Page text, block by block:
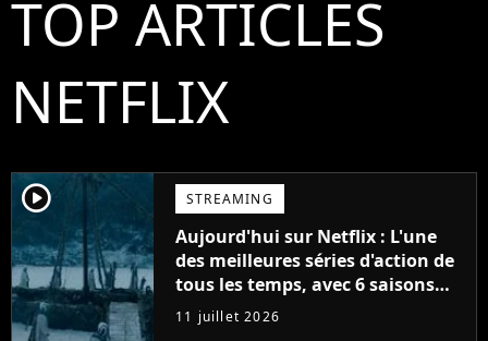
TOP ARTICLES
NETFLIX
player2 STREAMING
Aujourd'hui sur Netflix : L'une
des meilleures séries d'action de
tous les temps, avec 6 saisons
parfaites
11 juillet 2026